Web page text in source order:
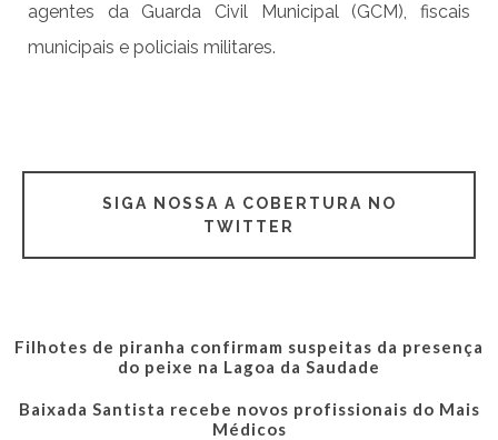
agentes da Guarda Civil Municipal (GCM), fiscais
municipais e policiais militares.
SIGA NOSSA A COBERTURA NO
TWITTER
Filhotes de piranha confirmam suspeitas da presença
do peixe na Lagoa da Saudade
Baixada Santista recebe novos profissionais do Mais
Médicos